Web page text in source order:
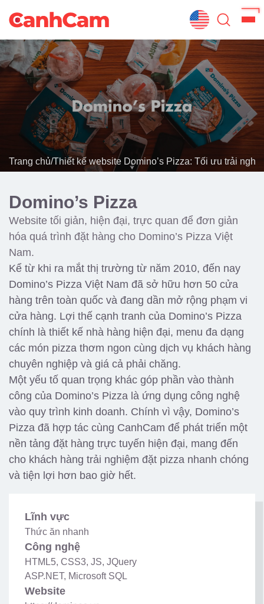
Trang Chủ
Giới Thiệu
Thiết Kế Website
Đã Thiết Kế
Dịch Vụ
Quy Trình
Blog
Trang chủ/Thiết kế website Domino’s Pizza: Tối ưu trải
Domino’s Pizza
Website tối giản, hiện đại, trực quan để đơn giản
hóa quá trình đặt hàng cho Domino’s Pizza Việt
Nam.
Kể từ khi ra mắt thị trường từ năm 2010, đến nay
Domino’s Pizza Việt Nam đã sở hữu hơn 50 cửa
hàng trên toàn quốc và đang dần mở rộng phạm vi
cửa hàng. Lợi thế cạnh tranh của Domino’s Pizza
chính là thiết kế nhà hàng hiện đại, menu đa dạng
các món pizza thơm ngon cùng dịch vụ khách hàng
chuyên nghiệp và giá cả phải chăng.
Một yếu tố quan trọng khác góp phần vào thành
công của Domino’s Pizza là ứng dụng công nghệ
vào quy trình kinh doanh. Chính vì vậy, Domino’s
Pizza đã hợp tác cùng CanhCam để phát triển một
nền tảng đặt hàng trực tuyến hiện đại, mang đến
cho khách hàng trải nghiệm đặt pizza nhanh chóng
và tiện lợi hơn bao giờ hết.
Lĩnh vực
Thức ăn nhanh
Công nghệ
HTML5, CSS3, JS, JQuery
ASP.NET, Microsoft SQL
Website